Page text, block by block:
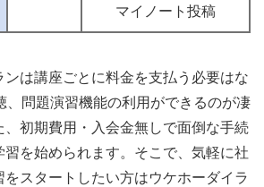
マイノート投稿
ンは講座ごとに料金を支払う必要はな
、問題演習機能の利用ができるのが凄
、初期費用・入会金無しで面倒な手続
習を始められます。そこで、気軽に社
スタートしたい方はウケホーダイラ